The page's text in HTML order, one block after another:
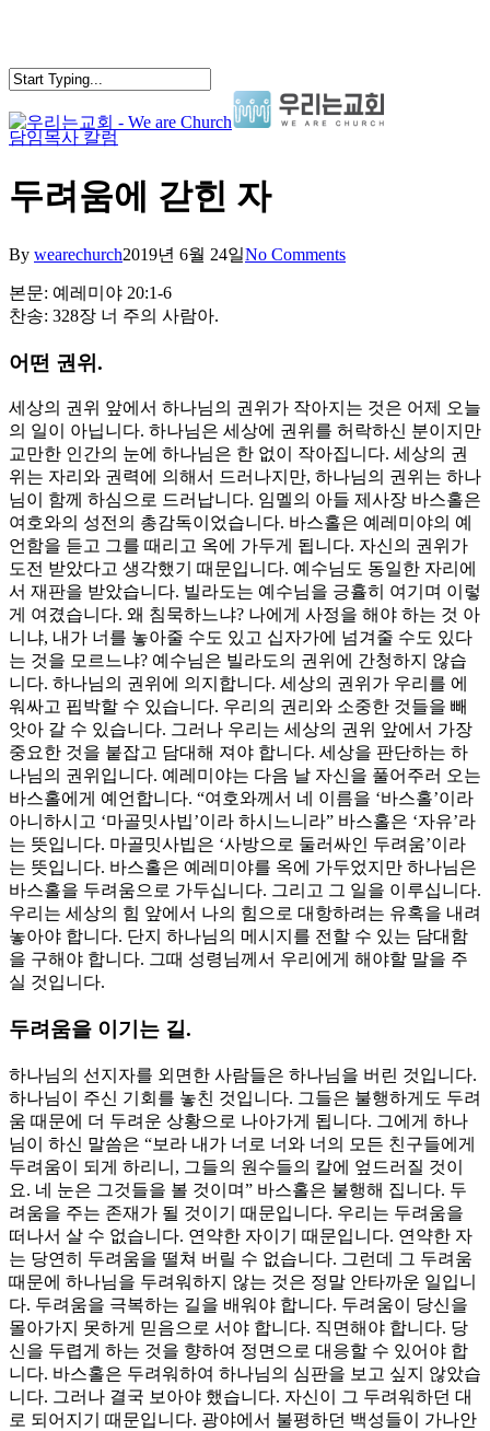
content
search
Menu
담임목사 칼럼
두려움에 갇힌 자
By wearechurch2019년 6월 24일No Comments
본문: 예레미야 20:1-6
찬송: 328장 너 주의 사람아.
어떤 권위.
세상의 권위 앞에서 하나님의 권위가 작아지는 것은 어제 오늘
의 일이 아닙니다. 하나님은 세상에 권위를 허락하신 분이지만
교만한 인간의 눈에 하나님은 한 없이 작아집니다. 세상의 권
위는 자리와 권력에 의해서 드러나지만, 하나님의 권위는 하나
님이 함께 하심으로 드러납니다. 임멜의 아들 제사장 바스홀은
여호와의 성전의 총감독이었습니다. 바스홀은 예레미야의 예
언함을 듣고 그를 때리고 옥에 가두게 됩니다. 자신의 권위가
도전 받았다고 생각했기 때문입니다. 예수님도 동일한 자리에
서 재판을 받았습니다. 빌라도는 예수님을 긍휼히 여기며 이렇
게 여겼습니다. 왜 침묵하느냐? 나에게 사정을 해야 하는 것 아
니냐, 내가 너를 놓아줄 수도 있고 십자가에 넘겨줄 수도 있다
는 것을 모르느냐? 예수님은 빌라도의 권위에 간청하지 않습
니다. 하나님의 권위에 의지합니다. 세상의 권위가 우리를 에
워싸고 핍박할 수 있습니다. 우리의 권리와 소중한 것들을 빼
앗아 갈 수 있습니다. 그러나 우리는 세상의 권위 앞에서 가장
중요한 것을 붙잡고 담대해 져야 합니다. 세상을 판단하는 하
나님의 권위입니다. 예레미야는 다음 날 자신을 풀어주러 오는
바스홀에게 예언합니다. “여호와께서 네 이름을 ‘바스홀’이라
아니하시고 ‘마골밋사빕’이라 하시느니라” 바스홀은 ‘자유’라
는 뜻입니다. 마골밋사빕은 ‘사방으로 둘러싸인 두려움’이라
는 뜻입니다. 바스홀은 예레미야를 옥에 가두었지만 하나님은
바스홀을 두려움으로 가두십니다. 그리고 그 일을 이루십니다.
우리는 세상의 힘 앞에서 나의 힘으로 대항하려는 유혹을 내려
놓아야 합니다. 단지 하나님의 메시지를 전할 수 있는 담대함
을 구해야 합니다. 그때 성령님께서 우리에게 해야할 말을 주
실 것입니다.
두려움을 이기는 길.
하나님의 선지자를 외면한 사람들은 하나님을 버린 것입니다.
하나님이 주신 기회를 놓친 것입니다. 그들은 불행하게도 두려
움 때문에 더 두려운 상황으로 나아가게 됩니다. 그에게 하나
님이 하신 말씀은 “보라 내가 너로 너와 너의 모든 친구들에게
두려움이 되게 하리니, 그들의 원수들의 칼에 엎드러질 것이
요. 네 눈은 그것들을 볼 것이며” 바스홀은 불행해 집니다. 두
려움을 주는 존재가 될 것이기 때문입니다. 우리는 두려움을
떠나서 살 수 없습니다. 연약한 자이기 때문입니다. 연약한 자
는 당연히 두려움을 떨쳐 버릴 수 없습니다. 그런데 그 두려움
때문에 하나님을 두려워하지 않는 것은 정말 안타까운 일입니
다. 두려움을 극복하는 길을 배워야 합니다. 두려움이 당신을
몰아가지 못하게 믿음으로 서야 합니다. 직면해야 합니다. 당
신을 두렵게 하는 것을 향하여 정면으로 대응할 수 있어야 합
니다. 바스홀은 두려워하여 하나님의 심판을 보고 싶지 않았습
니다. 그러나 결국 보아야 했습니다. 자신이 그 두려워하던 대
로 되어지기 때문입니다. 광야에서 불평하던 백성들이 가나안